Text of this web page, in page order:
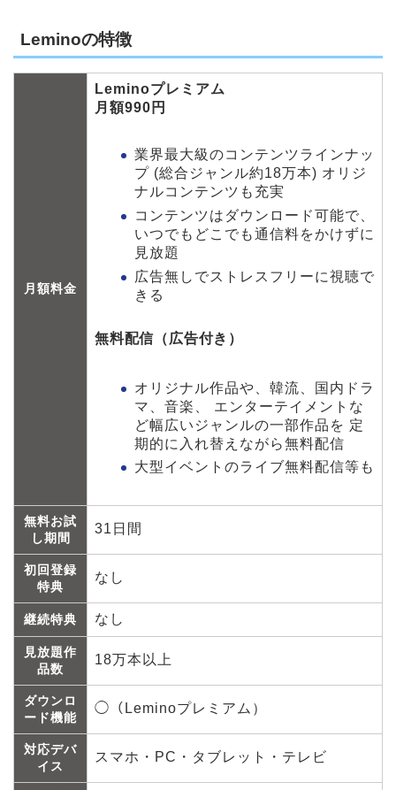
Leminoの特徴
月額料金
Leminoプレミアム
月額990円
業界最大級のコンテンツラインナッ
プ (総合ジャンル約18万本) オリジ
ナルコンテンツも充実
コンテンツはダウンロード可能で、
いつでもどこでも通信料をかけずに
見放題
広告無しでストレスフリーに視聴で
きる
無料配信（広告付き）
オリジナル作品や、韓流、国内ドラ
マ、音楽、 エンターテイメントな
ど幅広いジャンルの一部作品を 定
期的に入れ替えながら無料配信
大型イベントのライブ無料配信等も
無料お試
し期間
31日間
初回登録
特典
なし
継続特典 なし
見放題作
品数
18万本以上
ダウンロ
ード機能
◯（Leminoプレミアム）
対応デバ
イス
スマホ・PC・タブレット・テレビ